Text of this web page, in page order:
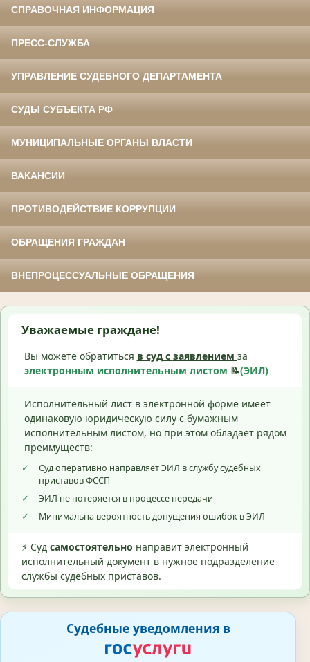
СПРАВОЧНАЯ ИНФОРМАЦИЯ
ПРЕСС-СЛУЖБА
УПРАВЛЕНИЕ СУДЕБНОГО ДЕПАРТАМЕНТА
СУДЫ СУБЪЕКТА РФ
МУНИЦИПАЛЬНЫЕ ОРГАНЫ ВЛАСТИ
ВАКАНСИИ
ПРОТИВОДЕЙСТВИЕ КОРРУПЦИИ
ОБРАЩЕНИЯ ГРАЖДАН
ВНЕПРОЦЕССУАЛЬНЫЕ ОБРАЩЕНИЯ
Уважаемые граждане!
Вы можете обратиться в суд с заявлением за
электронным исполнительным листом 📝(ЭИЛ)
Исполнительный лист в электронной форме имеет
одинаковую юридическую силу с бумажным
исполнительным листом, но при этом обладает рядом
преимуществ:
✓
Суд оперативно направляет ЭИЛ в службу судебных
приставов ФССП
✓
ЭИЛ не потеряется в процессе передачи
✓
Минимальна вероятность допущения ошибок в ЭИЛ
⚡ Суд самостоятельно направит электронный
исполнительный документ в нужное подразделение
службы судебных приставов.
Судебные уведомления в